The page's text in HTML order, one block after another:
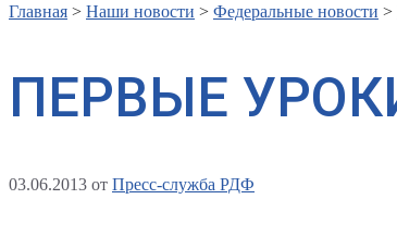
Главная > Наши новости > Федеральные новости >
ПЕРВЫЕ
03.06.2013 от Пресс-служба РДФ